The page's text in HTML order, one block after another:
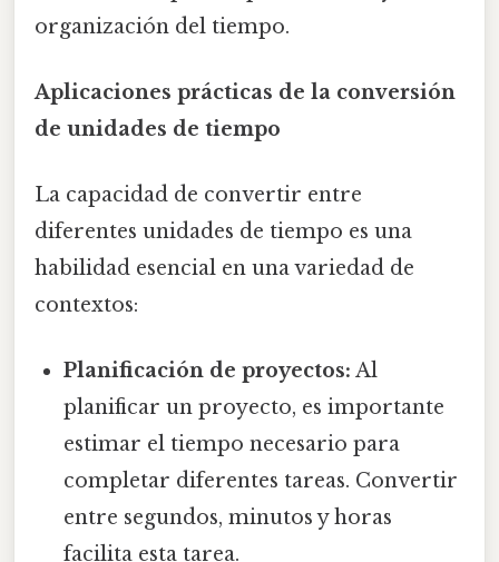
organización del tiempo.
Aplicaciones prácticas de la conversión
de unidades de tiempo
La capacidad de convertir entre
diferentes unidades de tiempo es una
habilidad esencial en una variedad de
contextos:
Planificación de proyectos: Al
planificar un proyecto, es importante
estimar el tiempo necesario para
completar diferentes tareas. Convertir
entre segundos, minutos y horas
facilita esta tarea.